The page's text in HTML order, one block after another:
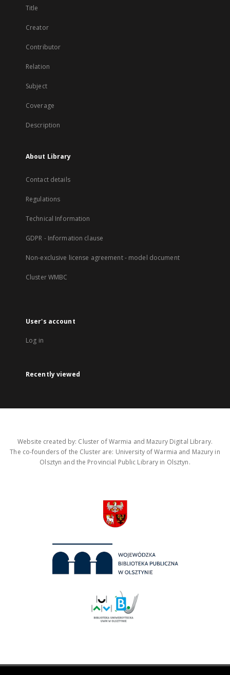
Title
Creator
Contributor
Relation
Subject
Coverage
Description
About Library
Contact details
Regulations
Technical Information
GDPR - Information clause
Non-exclusive license agreement - model document
Cluster WMBC
User's account
Log in
Recently viewed
Website created by: Cluster of Warmia and Mazury Digital Library.
The co-founders of the Cluster are: University of Warmia and Mazury in
Olsztyn and the Provincial Public Library in Olsztyn.